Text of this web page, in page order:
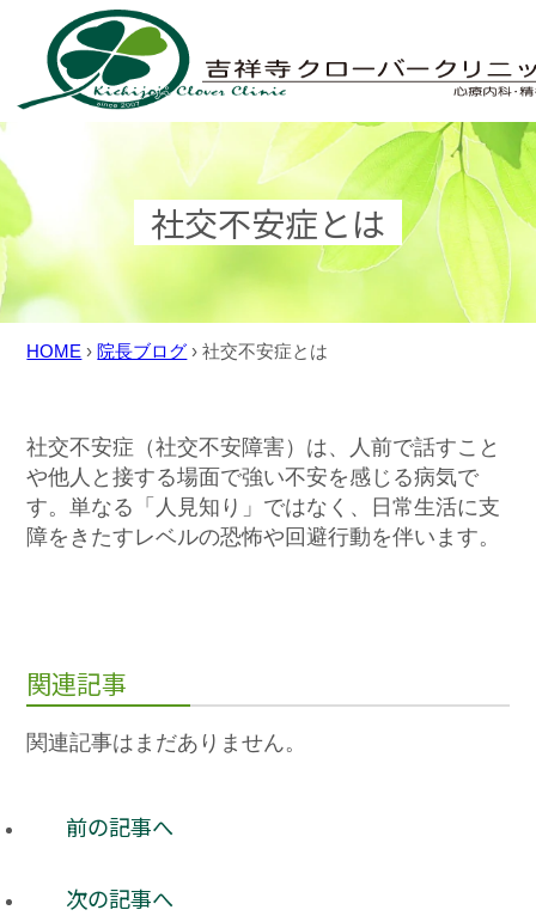
content
社交不安症とは
HOME › 院長ブログ › 社交不安症とは
社交不安症（社交不安障害）は、人前で話すこと
や他人と接する場面で強い不安を感じる病気で
す。単なる「人見知り」ではなく、日常生活に支
障をきたすレベルの恐怖や回避行動を伴います。
関連記事
関連記事はまだありません。
前の記事へ
次の記事へ